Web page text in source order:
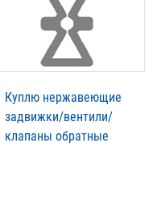
Куплю нержавеющие
задвижки/вентили/
клапаны обратные